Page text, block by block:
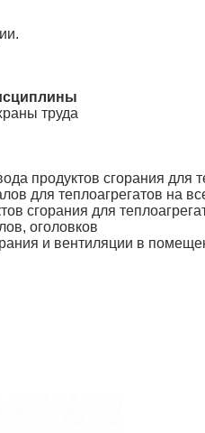
труда
продуктов сгорания для
для теплоагрегатов на
сгорания для
оголовков
и вентиляции в